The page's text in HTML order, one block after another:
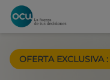
OFERTA EXCLUSIVA :